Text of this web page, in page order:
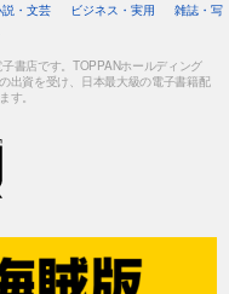
・文芸 ビジネス・実用
雑誌・写
書店です。TOPPANホールディング
出資を受け、日本最大級の電子書籍配
す。